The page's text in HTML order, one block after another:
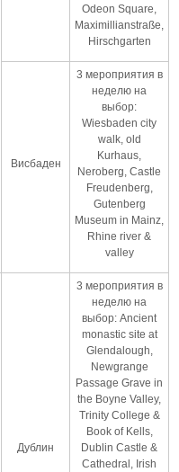
Odeon Square,
Maximillianstraße,
Hirschgarten
Висбаден
3 мероприятия в
неделю на
выбор:
Wiesbaden city
walk, old
Kurhaus,
Neroberg, Castle
Freudenberg,
Gutenberg
Museum in Mainz,
Rhine river &
valley
Дублин
3 мероприятия в
неделю на
выбор: Ancient
monastic site at
Glendalough,
Newgrange
Passage Grave in
the Boyne Valley,
Trinity College &
Book of Kells,
Dublin Castle &
Cathedral, Irish